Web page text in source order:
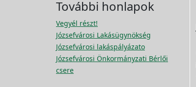
További honlapok
Vegyél részt!
Józsefvárosi Lakásügynökség
Józsefvárosi lakáspályázato
Józsefvárosi Önkormányzati Bérlői
csere